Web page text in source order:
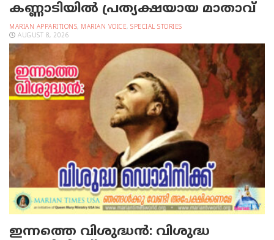
കണ്ണാടിയില്‍ പ്രത്യക്ഷയായ മാതാവ്
MARIAN APPARITIONS, MARIAN VOICE, SPECIAL STORIES
AUGUST 8, 2026
ഇന്നത്തെ വിശുദ്ധന്‍: വിശുദ്ധ